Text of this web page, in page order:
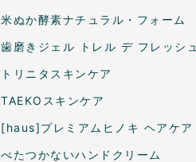
米ぬか酵素ナチュラル・フォーム
歯磨きジェル トレル デ フレッシュ
トリニタスキンケア
TAEKOスキンケア
[haus]プレミアムヒノキ ヘアケア
べたつかないハンドクリーム